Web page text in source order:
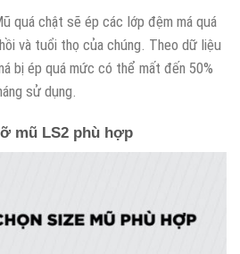
quá chật sẽ ép các lớp đệm má quá
và tuổi thọ của chúng. Theo dữ liệu
bị ép quá mức có thể mất đến 50%
sử dụng.
mũ LS2 phù hợp